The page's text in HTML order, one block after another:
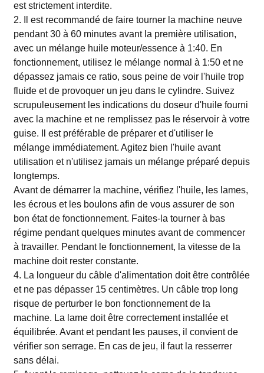
est strictement interdite.
2. Il est recommandé de faire tourner la machine neuve
pendant 30 à 60 minutes avant la première utilisation,
avec un mélange huile moteur/essence à 1:40. En
fonctionnement, utilisez le mélange normal à 1:50 et ne
dépassez jamais ce ratio, sous peine de voir l'huile trop
fluide et de provoquer un jeu dans le cylindre. Suivez
scrupuleusement les indications du doseur d'huile fourni
avec la machine et ne remplissez pas le réservoir à votre
guise. Il est préférable de préparer et d'utiliser le
mélange immédiatement. Agitez bien l'huile avant
utilisation et n'utilisez jamais un mélange préparé depuis
longtemps.
Avant de démarrer la machine, vérifiez l'huile, les lames,
les écrous et les boulons afin de vous assurer de son
bon état de fonctionnement. Faites-la tourner à bas
régime pendant quelques minutes avant de commencer
à travailler. Pendant le fonctionnement, la vitesse de la
machine doit rester constante.
4. La longueur du câble d'alimentation doit être contrôlée
et ne pas dépasser 15 centimètres. Un câble trop long
risque de perturber le bon fonctionnement de la
machine. La lame doit être correctement installée et
équilibrée. Avant et pendant les pauses, il convient de
vérifier son serrage. En cas de jeu, il faut la resserrer
sans délai.